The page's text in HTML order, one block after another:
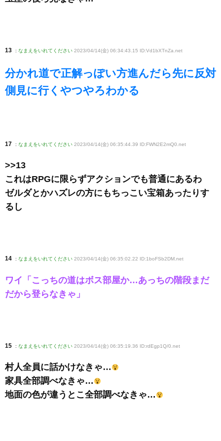
13 : なまえをいれてください 2023/04/14(金) 06:34:43.15 ID:Vd1bXTnZa .net
分かれ道で正解っぽい方進んだら先に反対
側見に行くやつやろわかる
17 : なまえをいれてください 2023/04/14(金) 06:35:44.39 ID:FWN2E2mQ0.net
>>13
これはRPGに限らずアクションでも普通にあるわ
ゼルダとかハズレの方にもちっこい宝箱あったりす
るし
14 : なまえをいれてください 2023/04/14(金) 06:35:02.22 ID:1boFSb2DM.net
ワイ「こっちの道はボス部屋か…あっちの階段まだ
だから登らなきゃ」
15 : なまえをいれてください 2023/04/14(金) 06:35:19.36 ID:rdEgp1Q/0 .net
村人全員に話かけなきゃ…
家具全部調べなきゃ…
地面の色が違うとこ全部調べなきゃ…